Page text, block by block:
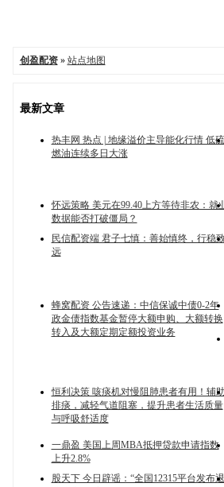
创盈配资» 站点地图
最新文章
热丰网 热点 | 地缘溢价主导能化行情 低硫
燃油连续多日大涨
怀远策略 美元在99.40上方等待非农：就
数据能否打破僵局？
民信配资端 君子七慎：善始慎终，行稳
远
蜂窝配资 公告速递：中信保诚中债0-2年
政金债指数基金暂停大额申购、大额转换
转入及大额定期定额投资业务
恒利决策 咳痰机对慢阻肺患者有用！辅助
排痰，减轻气道阻塞，提升患者生活质量
与呼吸舒适度
一鼎盈 美国上周MBA抵押贷款申请指数
上升2.8%
股天下 今日辟谣：“全国12315平台发布退